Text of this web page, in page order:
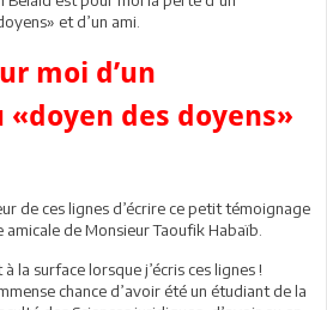
et d’un ami.
moi d’un
des doyens»
de ces lignes d’écrire ce petit témoignage
de Monsieur Taoufik Habaïb.
la surface lorsque j’écris ces lignes !
chance d’avoir été un étudiant de la